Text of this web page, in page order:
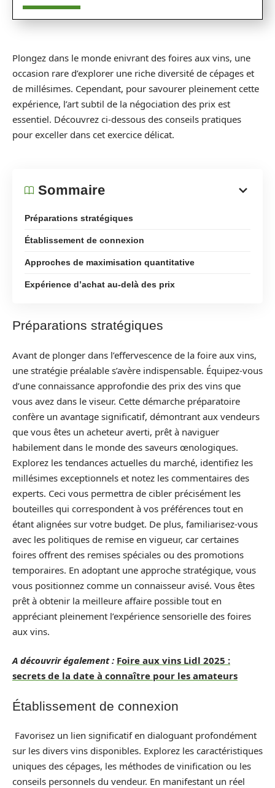
Plongez dans le monde enivrant des foires aux vins, une
occasion rare d’explorer une riche diversité de cépages et
de millésimes. Cependant, pour savourer pleinement cette
expérience, l’art subtil de la négociation des prix est
essentiel. Découvrez ci-dessous des conseils pratiques
pour exceller dans cet exercice délicat.
Sommaire
Préparations stratégiques
Établissement de connexion
Approches de maximisation quantitative
Expérience d’achat au-delà des prix
Préparations stratégiques
Avant de plonger dans l’effervescence de la foire aux vins,
une stratégie préalable s’avère indispensable. Équipez-vous
d’une connaissance approfondie des prix des vins que
vous avez dans le viseur. Cette démarche préparatoire
confère un avantage significatif, démontrant aux vendeurs
que vous êtes un acheteur averti, prêt à naviguer
habilement dans le monde des saveurs œnologiques.
Explorez les tendances actuelles du marché, identifiez les
millésimes exceptionnels et notez les commentaires des
experts. Ceci vous permettra de cibler précisément les
bouteilles qui correspondent à vos préférences tout en
étant alignées sur votre budget. De plus, familiarisez-vous
avec les politiques de remise en vigueur, car certaines
foires offrent des remises spéciales ou des promotions
temporaires. En adoptant une approche stratégique, vous
vous positionnez comme un connaisseur avisé. Vous êtes
prêt à obtenir la meilleure affaire possible tout en
appréciant pleinement l’expérience sensorielle des foires
aux vins.
A découvrir également : Foire aux vins Lidl 2025 :
secrets de la date à connaître pour les amateurs
Établissement de connexion
Favorisez un lien significatif en dialoguant profondément
sur les divers vins disponibles. Explorez les caractéristiques
uniques des cépages, les méthodes de vinification ou les
conseils personnels du vendeur. En manifestant un réel